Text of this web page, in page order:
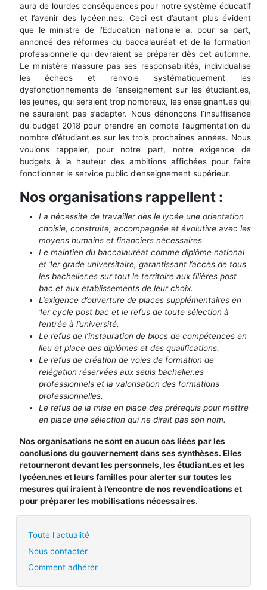
aura de lourdes conséquences pour notre système éducatif
et l’avenir des lycéen.nes. Ceci est d’autant plus évident
que le ministre de l’Education nationale a, pour sa part,
annoncé des réformes du baccalauréat et de la formation
professionnelle qui devraient se préparer dès cet automne.
Le ministère n’assure pas ses responsabilités, individualise
les échecs et renvoie systématiquement les
dysfonctionnements de l’enseignement sur les étudiant.es,
les jeunes, qui seraient trop nombreux, les enseignant.es qui
ne sauraient pas s’adapter. Nous dénonçons l’insuffisance
du budget 2018 pour prendre en compte l’augmentation du
nombre d’étudiant.es sur les trois prochaines années. Nous
voulons rappeler, pour notre part, notre exigence de
budgets à la hauteur des ambitions affichées pour faire
fonctionner le service public d’enseignement supérieur.
Nos organisations rappellent :
La nécessité de travailler dès le lycée une orientation
choisie, construite, accompagnée et évolutive avec les
moyens humains et financiers nécessaires.
Le maintien du baccalauréat comme diplôme national
et 1er grade universitaire, garantissant l’accès de tous
les bachelier.es sur tout le territoire aux filières post
bac et aux établissements de leur choix.
L’exigence d’ouverture de places supplémentaires en
1er cycle post bac et le refus de toute sélection à
l’entrée à l’université.
Le refus de l’instauration de blocs de compétences en
lieu et place des diplômes et des qualifications.
Le refus de création de voies de formation de
relégation réservées aux seuls bachelier.es
professionnels et la valorisation des formations
professionnelles.
Le refus de la mise en place des prérequis pour mettre
en place une sélection qui ne dirait pas son nom.
Nos organisations ne sont en aucun cas liées par les
conclusions du gouvernement dans ses synthèses. Elles
retourneront devant les personnels, les étudiant.es et les
lycéen.nes et leurs familles pour alerter sur toutes les
mesures qui iraient à l’encontre de nos revendications et
pour préparer les mobilisations nécessaires.
Toute l'actualité
Nous contacter
Comment adhérer